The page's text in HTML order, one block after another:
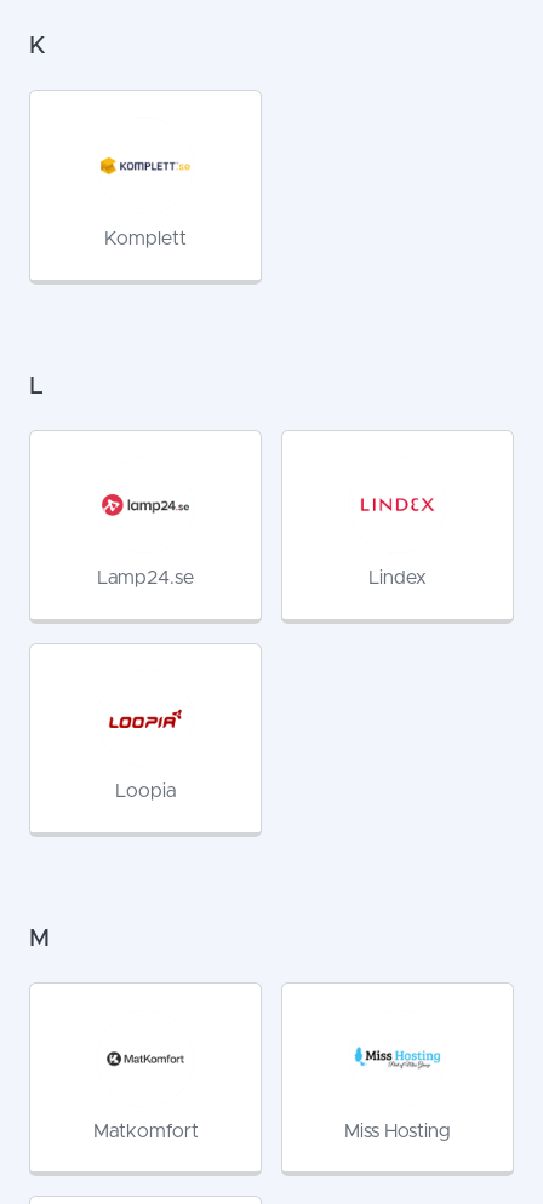
K
Komplett
L
Lamp24.se Lindex
Loopia
M
Matkomfort Miss Hosting